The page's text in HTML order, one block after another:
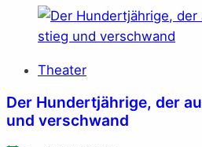
Theater
Der Hundertjährige, der
und verschwand